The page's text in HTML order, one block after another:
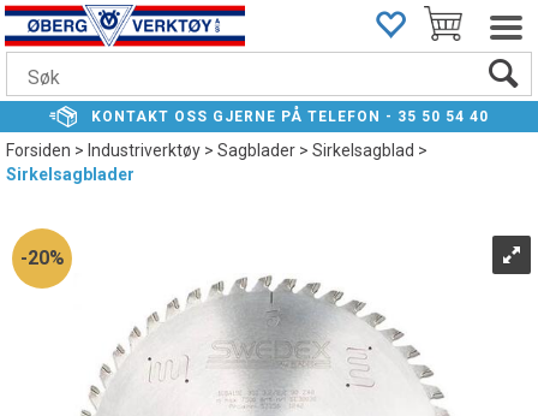
KONTAKT OSS GJERNE PÅ TELEFON - 35 50 54 40
Forsiden> Industriverktøy>Sagblader>Sirkelsagblad>
Sirkelsagblader
20%